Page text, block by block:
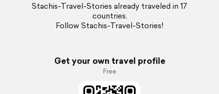
Stachis-Travel-Stories already traveled in 17
countries.
Follow Stachis-Travel-Stories!
Get your own travel profile
Free